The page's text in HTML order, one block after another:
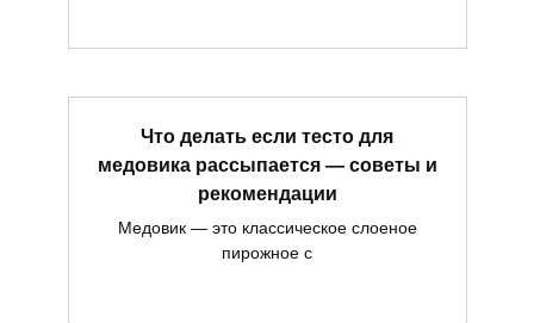
Что делать если тесто для
медовика рассыпается — советы и
рекомендации
Медовик — это классическое слоеное
пирожное с